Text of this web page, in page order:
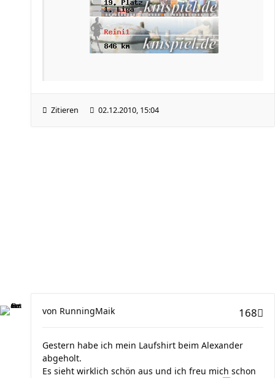
Zitieren 02.12.2010, 15:04
168
von RunningMaik
Gestern habe ich mein Laufshirt beim Alexander
abgeholt.
Es sieht wirklich schön aus und ich freu mich schon